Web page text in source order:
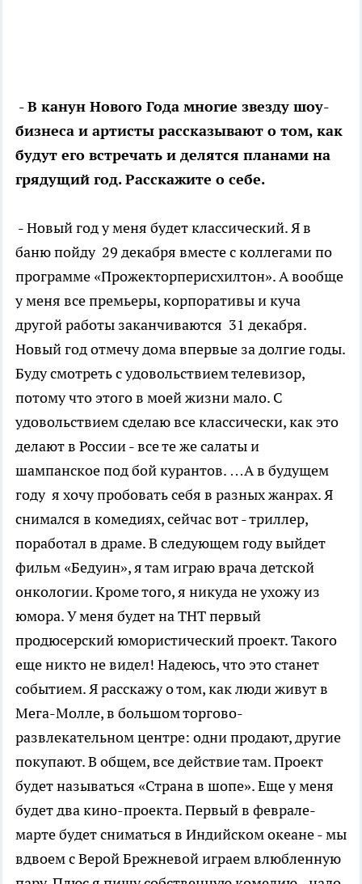
- В канун Нового Года многие звезду шоу-
бизнеса и артисты рассказывают о том, как
будут его встречать и делятся планами на
грядущий год. Расскажите о себе.
- Новый год у меня будет классический. Я в
баню пойду 29 декабря вместе с коллегами по
программе «Прожекторперисхилтон». А вообще
у меня все премьеры, корпоративы и куча
другой работы заканчиваются 31 декабря.
Новый год отмечу дома впервые за долгие годы.
Буду смотреть с удовольствием телевизор,
потому что этого в моей жизни мало. С
удовольствием сделаю все классически, как это
делают в России - все те же салаты и
шампанское под бой курантов. …А в будущем
году я хочу пробовать себя в разных жанрах. Я
снимался в комедиях, сейчас вот - триллер,
поработал в драме. В следующем году выйдет
фильм «Бедуин», я там играю врача детской
онкологии. Кроме того, я никуда не ухожу из
юмора. У меня будет на ТНТ первый
продюсерский юмористический проект. Такого
еще никто не видел! Надеюсь, что это станет
событием. Я расскажу о том, как люди живут в
Мега-Молле, в большом торгово-
развлекательном центре: одни продают, другие
покупают. В общем, все действие там. Проект
будет называться «Страна в шопе». Еще у меня
будет два кино-проекта. Первый в феврале-
марте будет сниматься в Индийском океане - мы
вдвоем с Верой Брежневой играем влюбленную